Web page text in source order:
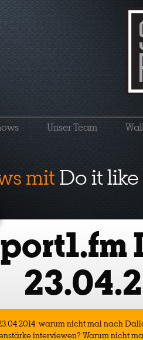
Unser Team
mitDo it like
warum nicht mal nach
interviewen? Warum nicht